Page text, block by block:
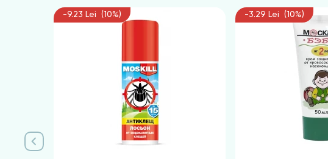
внимание следует уделять обработке участков одежды
через которые клещи могут проникнуть к телу.
-9.23 Lei (10%) -3.29 Lei (10%)